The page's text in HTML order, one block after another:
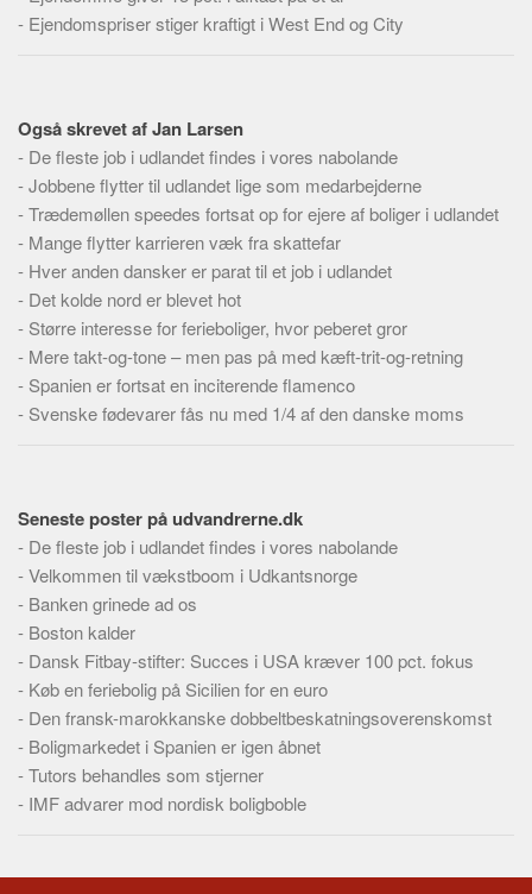
Emner
Steder
Kilder
Webstedet
Forhistorien
Redigering
Tekstannoncer
Bannere
- Ejendomspriser stiger kraftigt i West End og City
Også skrevet af Jan Larsen
- De fleste job i udlandet findes i vores nabolande
-Jobbene flytter til udlandet lige som medarbejderne
-Trædemøllen speedes fortsat op for ejere af boliger i udlandet
- Mange flytter karrieren væk fra skattefar
- Hver anden dansker er parat til et job i udlandet
- Det kolde nord er blevet hot
- Større interesse for ferieboliger, hvor peberet gror
- Mere takt-og-tone – men pas på med kæft-trit-og-retning
- Spanien er fortsat en inciterende flamenco
- Svenske fødevarer fås nu med 1/4 af den danske moms
Seneste poster på udvandrerne.dk
- De fleste job i udlandet findes i vores nabolande
-Velkommen til vækstboom i Udkantsnorge
- Banken grinede ad os
- Boston kalder
- Dansk Fitbay-stifter: Succes i USA kræver 100 pct. fokus
- Køb en feriebolig på Sicilien for en euro
- Den fransk-marokkanske dobbeltbeskatningsoverenskomst
- Boligmarkedet i Spanien er igen åbnet
-Tutors behandles som stjerner
- IMF advarer mod nordisk boligboble